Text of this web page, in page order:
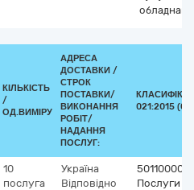
КІЛЬКІСТЬ
/
ОД.ВИМІРУ
АДРЕСА
ДОСТАВКИ /
СТРОК
ПОСТАВКИ/
ВИКОНАННЯ
РОБІТ/
НАДАННЯ
ПОСЛУГ:
021:2015
10
послуга
Україна
Відповідно
50110000-9
Послуги з